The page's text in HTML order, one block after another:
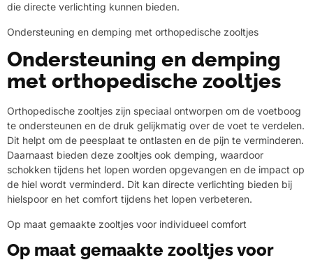
die directe verlichting kunnen bieden.
Ondersteuning en demping met orthopedische zooltjes
Ondersteuning en demping
met orthopedische zooltjes
Orthopedische zooltjes zijn speciaal ontworpen om de voetboog
te ondersteunen en de druk gelijkmatig over de voet te verdelen.
Dit helpt om de peesplaat te ontlasten en de pijn te verminderen.
Daarnaast bieden deze zooltjes ook demping, waardoor
schokken tijdens het lopen worden opgevangen en de impact op
de hiel wordt verminderd. Dit kan directe verlichting bieden bij
hielspoor en het comfort tijdens het lopen verbeteren.
Op maat gemaakte zooltjes voor individueel comfort
Op maat gemaakte zooltjes voor